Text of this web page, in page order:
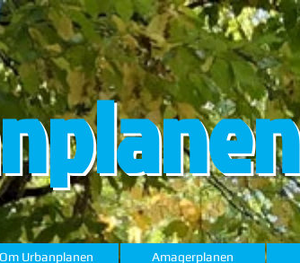
Om Urbanplanen Amagerplanen